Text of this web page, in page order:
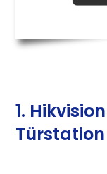
1.
Türstation